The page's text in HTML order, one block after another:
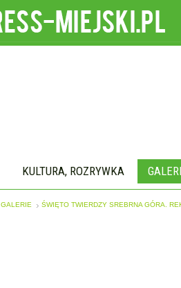
KULTURA, ROZRYWKA
GALERIE ŚWIĘTO TWIERDZY SREBRNA GÓRA.